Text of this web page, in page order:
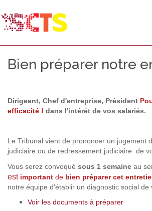
Bien préparer notre
Dirigeant, Chef d'entreprise, Président
efficacité ! dans l'intérét de vos salariés.
Le Tribunal vient de prononcer un jugement
judiciaire ou de redressement judiciaire de
Vous serez convoqué sous 1 semaine au
est important de bien préparercet
notre équipe d'établir un diagnostic social de
Voir les documents à préparer